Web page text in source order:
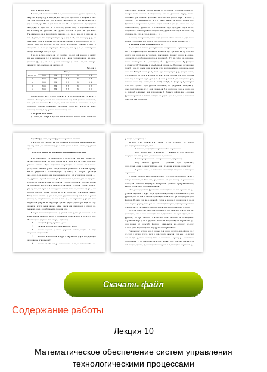
Скачать файл
Содержание работы
Лекция 10
Математическое обеспечение систем управления
технологическими процессами